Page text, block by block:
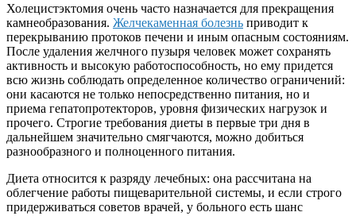
Холецистэктомия очень часто назначается для прекращения
камнеобразования. Желчекаменная болезнь приводит к
перекрыванию протоков печени и иным опасным состояниям.
После удаления желчного пузыря человек может сохранять
активность и высокую работоспособность, но ему придется
всю жизнь соблюдать определенное количество ограничений:
они касаются не только непосредственно питания, но и
приема гепатопротекторов, уровня физических нагрузок и
прочего. Строгие требования диеты в первые три дня в
дальнейшем значительно смягчаются, можно добиться
разнообразного и полноценного питания.
Диета относится к разряду лечебных: она рассчитана на
облегчение работы пищеварительной системы, и если строго
придерживаться советов врачей, у больного есть шанс